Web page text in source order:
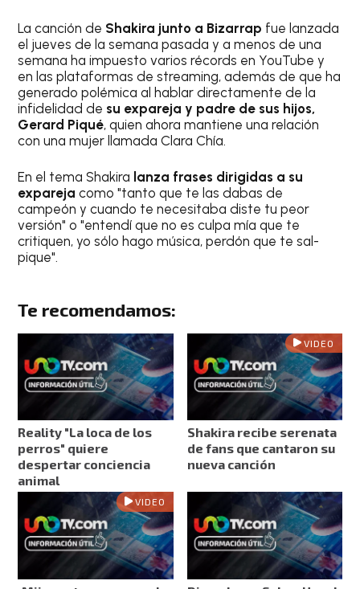
La canción de Shakira junto a Bizarrap fue lanzada
el jueves de la semana pasada y a menos de una
semana ha impuesto varios récords en YouTube y
en las plataformas de streaming, además de que ha
generado polémica al hablar directamente de la
infidelidad de su expareja y padre de sus hijos,
Gerard Piqué, quien ahora mantiene una relación
con una mujer llamada Clara Chía.
En el tema Shakira lanza frases dirigidas a su
expareja como "tanto que te las dabas de
campeón y cuando te necesitaba diste tu peor
versión" o "entendí que no es culpa mía que te
critiquen, yo sólo hago música, perdón que te sal-
pique".
Te recomendamos:
Reality "La loca de los
perros" quiere
despertar conciencia
animal
VIDEO
Shakira recibe serenata
de fans que cantaron su
nueva canción
VIDEO